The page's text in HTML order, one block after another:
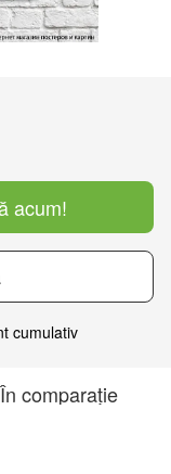
acum!
cumulativ
În comparație